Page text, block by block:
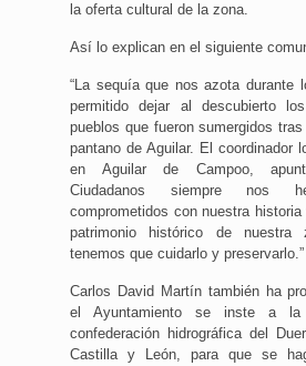
la oferta cultural de la zona.
Así lo explican en el siguiente
“La sequía que nos azota durante
permitido dejar al descubierto
pueblos que fueron sumergidos
pantano de Aguilar. El coordinador
en Aguilar de Campoo,
Ciudadanos siempre nos
comprometidos con nuestra historia
patrimonio histórico de
tenemos que cuidarlo y preservarlo.”
Carlos David Martín también ha
el Ayuntamiento se inste a
confederación hidrográfica del
Castilla y León, para que se